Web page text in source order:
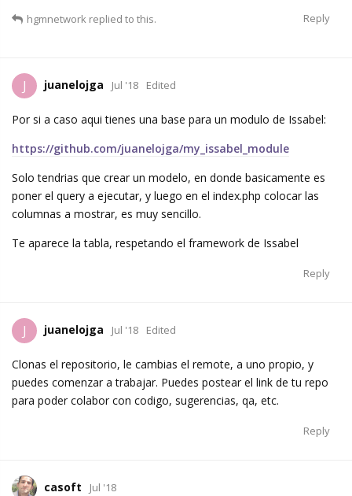
Reply
hgmnetwork replied to this.
J juanelojga Jul '18 Edited
Por si a caso aqui tienes una base para un modulo de Issabel:
https://github.com/juanelojga/my_issabel_module
Solo tendrias que crear un modelo, en donde basicamente es
poner el query a ejecutar, y luego en el index.php colocar las
columnas a mostrar, es muy sencillo.
Te aparece la tabla, respetando el framework de Issabel
Reply
J juanelojga Jul '18 Edited
Clonas el repositorio, le cambias el remote, a uno propio, y
puedes comenzar a trabajar. Puedes postear el link de tu repo
para poder colabor con codigo, sugerencias, qa, etc.
Reply
casoft Jul '18